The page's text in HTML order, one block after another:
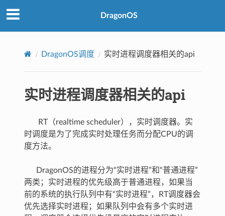
DragonOS
DragonOS调度 实时进程调度器相关的api
实时进程调度器相关的api
RT（realtime scheduler），实时调度器。实
时调度是为了完成实时处理任务而分配CPU的调
度方法。
DragonOS的进程分为“实时进程”和“普通进程”
两类；实时进程的优先级高于普通进程，如果当
前的系统的执行队列中有“实时进程”，RT调度器会
优先选择实时进程；如果队列中会有多个实时进